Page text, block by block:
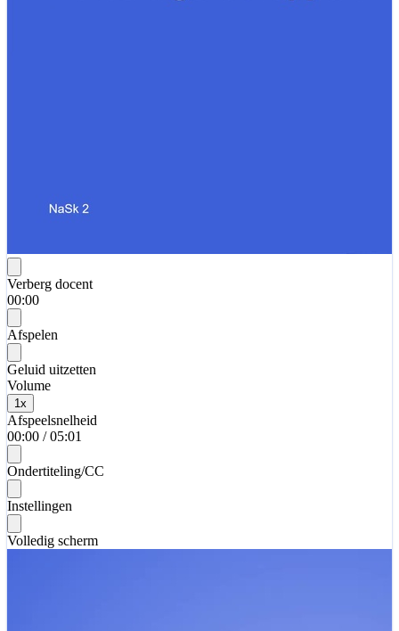
Verberg docent
00:00
Afspelen
Geluid uitzetten
Volume
1 x
Afspeelsnelheid
00:00 / 05:01
Ondertiteling/CC
Instellingen
Volledig scherm